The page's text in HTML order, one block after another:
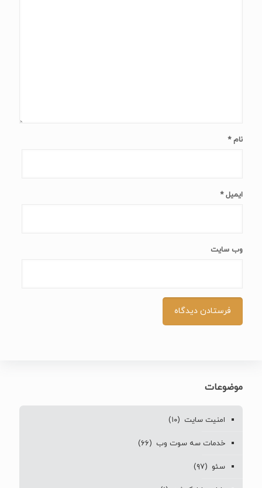
نام*
ایمیل*
وب‌ سایت
موضوعات
امنیت سایت (۱۰)
خدمات سه سوت وب (۶۶)
سئو (۹۷)